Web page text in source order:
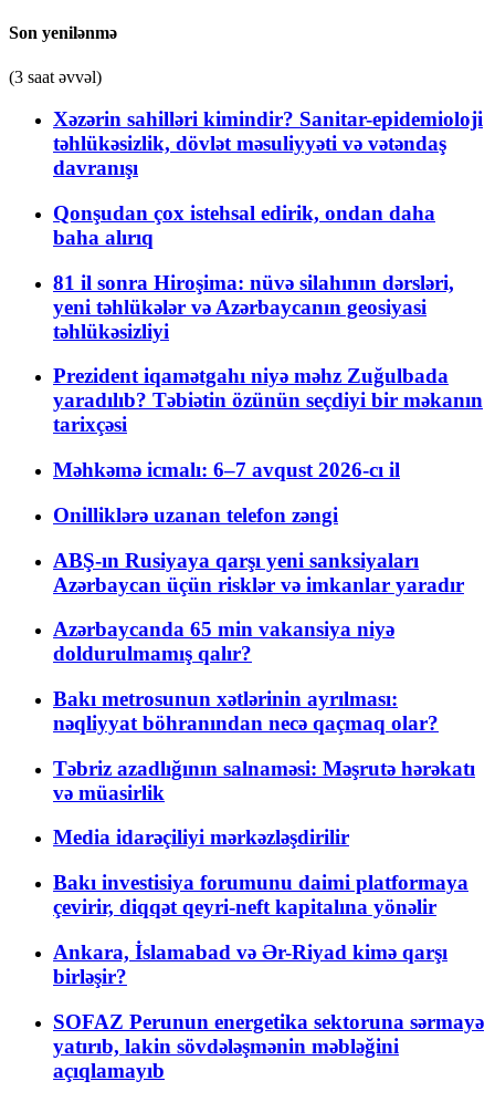
Son yenilənmə
(3 saat əvvəl)
Xəzərin sahilləri kimindir? Sanitar-epidemioloji
təhlükəsizlik, dövlət məsuliyyəti və vətəndaş
davranışı
Qonşudan çox istehsal edirik, ondan daha
baha alırıq
81 il sonra Hiroşima: nüvə silahının dərsləri,
yeni təhlükələr və Azərbaycanın geosiyasi
təhlükəsizliyi
Prezident iqamətgahı niyə məhz Zuğulbada
yaradılıb? Təbiətin özünün seçdiyi bir məkanın
tarixçəsi
Məhkəmə icmalı: 6–7 avqust 2026-cı il
Onilliklərə uzanan telefon zəngi
ABŞ-ın Rusiyaya qarşı yeni sanksiyaları
Azərbaycan üçün risklər və imkanlar yaradır
Azərbaycanda 65 min vakansiya niyə
doldurulmamış qalır?
Bakı metrosunun xətlərinin ayrılması:
nəqliyyat böhranından necə qaçmaq olar?
Təbriz azadlığının salnaməsi: Məşrutə hərəkatı
və müasirlik
Media idarəçiliyi mərkəzləşdirilir
Bakı investisiya forumunu daimi platformaya
çevirir, diqqət qeyri-neft kapitalına yönəlir
Ankara, İslamabad və Ər-Riyad kimə qarşı
birləşir?
SOFAZ Perunun energetika sektoruna sərmayə
yatırıb, lakin sövdələşmənin məbləğini
açıqlamayıb